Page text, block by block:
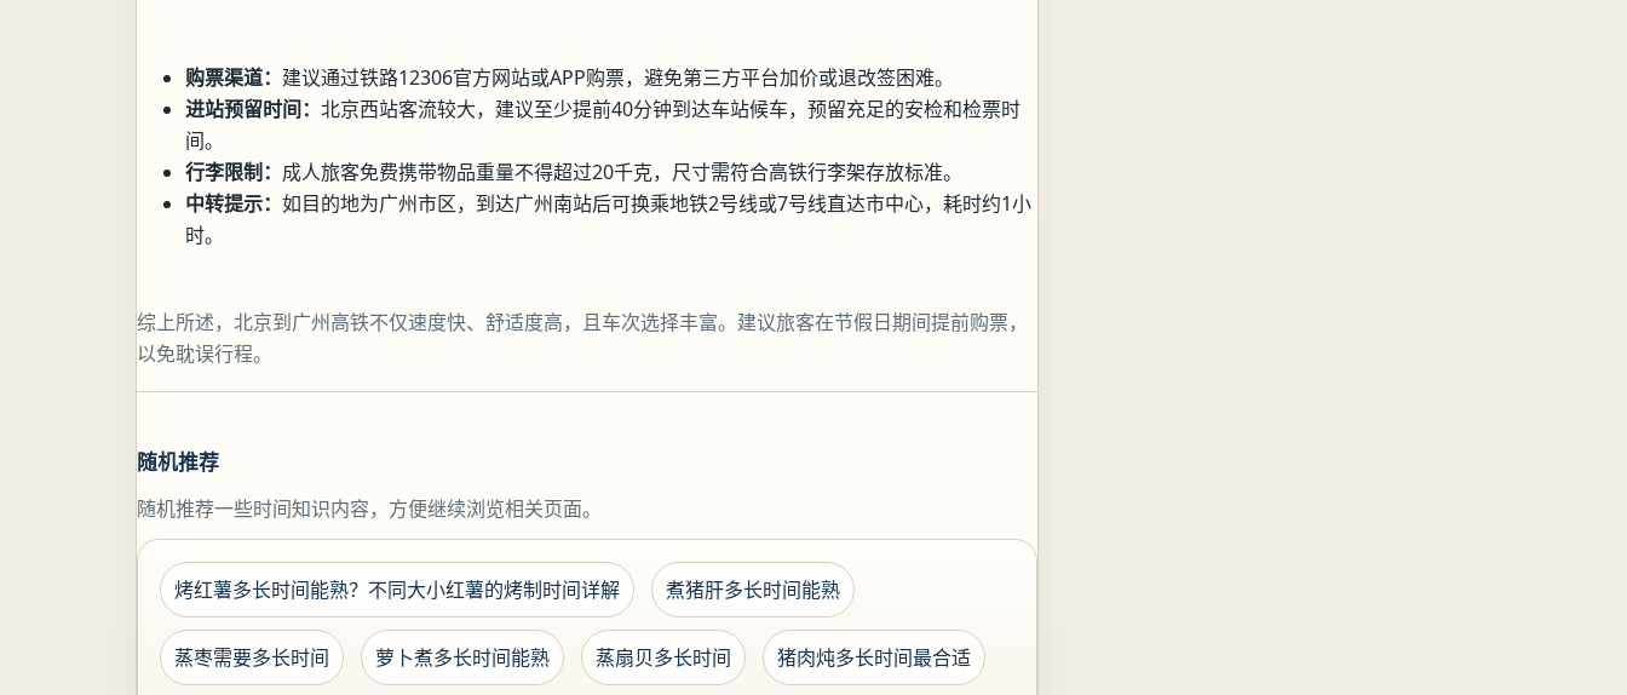
购票渠道： 建议通过铁路12306官方网站或APP购票，避免第三方平台加价或退改签困难。
进站预留时间： 北京西站客流较大，建议至少提前40分钟到达车站候车，预留充足的安检和检票时
间。
行李限制： 成人旅客免费携带物品重量不得超过20千克，尺寸需符合高铁行李架存放标准。
中转提示： 如目的地为广州市区，到达广州南站后可换乘地铁2号线或7号线直达市中心，耗时约1小
时。
综上所述，北京到广州高铁不仅速度快、舒适度高，且车次选择丰富。建议旅客在节假日期间提前购票，
以免耽误行程。
随机推荐
随机推荐一些时间知识内容，方便继续浏览相关页面。
烤红薯多长时间能熟？不同大小红薯的烤制时间详解 煮猪肝多长时间能熟
蒸枣需要多长时间 萝卜煮多长时间能熟 蒸扇贝多长时间 猪肉炖多长时间最合适